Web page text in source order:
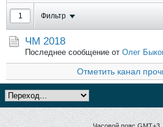
Фильтр
ЧМ 2018
Последнее сообщение от Олег
Отметить канал